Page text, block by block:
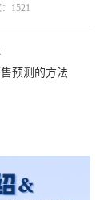
1521
预测的方法